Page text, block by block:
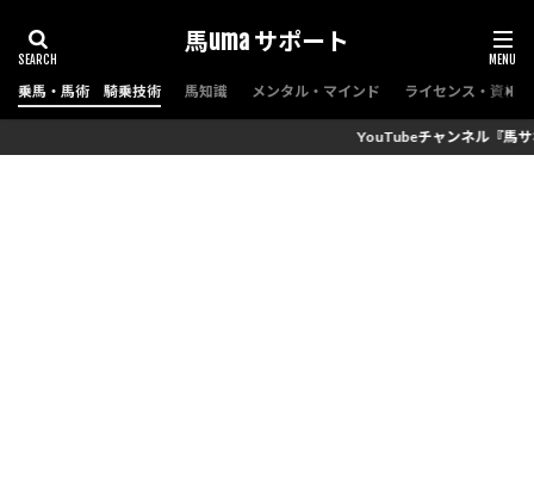
馬uma サポート
乗馬・馬術 騎乗技術 馬知識 メンタル・マインド ライセンス・資格
YouTubeチャンネル『馬サポちゃんねる ～馬の予備校～』チ